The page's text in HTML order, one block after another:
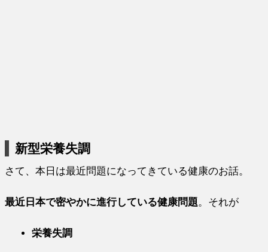
新型栄養失調
さて、本日は最近問題になってきている健康のお話。
最近日本で密やかに進行している健康問題。それが
栄養失調